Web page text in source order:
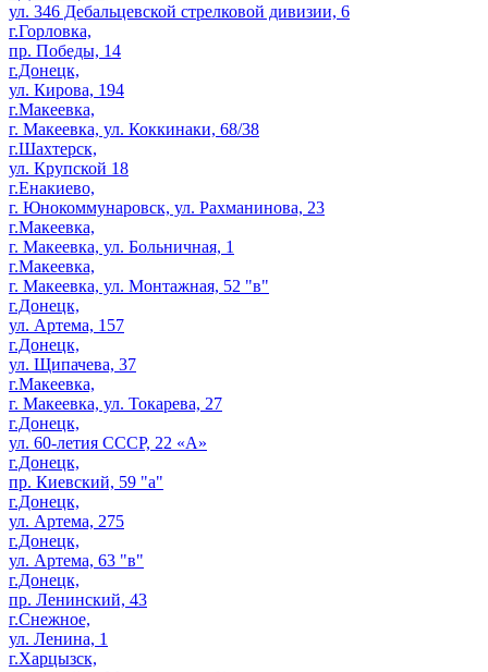
ул. 346 Дебальцевской стрелковой дивизии, 6
г.Горловка,
пр. Победы, 14
г.Донецк,
ул. Кирова, 194
г.Макеевка,
г. Макеевка, ул. Коккинаки, 68/38
г.Шахтерск,
ул. Крупской 18
г.Енакиево,
г. Юнокоммунаровск, ул. Рахманинова, 23
г.Макеевка,
г. Макеевка, ул. Больничная, 1
г.Макеевка,
г. Макеевка, ул. Монтажная, 52 "в"
г.Донецк,
ул. Артема, 157
г.Донецк,
ул. Щипачева, 37
г.Макеевка,
г. Макеевка, ул. Токарева, 27
г.Донецк,
ул. 60-летия СССР, 22 «А»
г.Донецк,
пр. Киевский, 59 "а"
г.Донецк,
ул. Артема, 275
г.Донецк,
ул. Артема, 63 "в"
г.Донецк,
пр. Ленинский, 43
г.Снежное,
ул. Ленина, 1
г.Харцызск,